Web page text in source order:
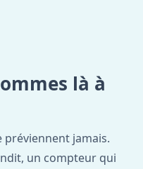
là à
préviennent jamais.
un compteur qui